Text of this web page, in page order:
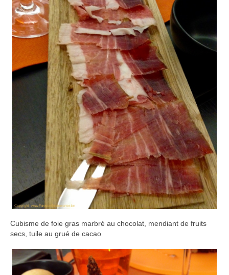
Cubisme de foie gras marbré au chocolat, mendiant de fruits
secs, tuile au grué de cacao